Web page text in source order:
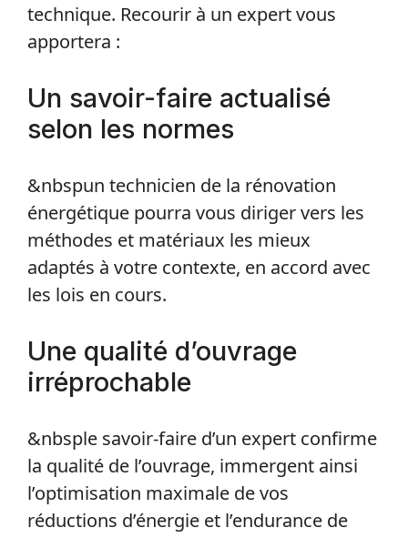
technique. Recourir à un expert vous
apportera :
Un savoir-faire actualisé
selon les normes
&nbspun technicien de la rénovation
énergétique pourra vous diriger vers les
méthodes et matériaux les mieux
adaptés à votre contexte, en accord avec
les lois en cours.
Une qualité d’ouvrage
irréprochable
&nbsple savoir-faire d’un expert confirme
la qualité de l’ouvrage, immergent ainsi
l’optimisation maximale de vos
réductions d’énergie et l’endurance de